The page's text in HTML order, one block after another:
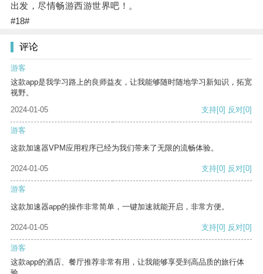
出发，尽情畅游西游世界吧！。
#18#
评论
游客
这款app是我学习路上的良师益友，让我能够随时随地学习新知识，拓宽
视野。
2024-01-05
支持[0] 反对[0]
游客
这款加速器VPM应用程序已经为我们带来了无限的流畅体验。
2024-01-05 支持[0] 反对[0]
游客
这款加速器app的操作非常简单，一键加速就能开启，非常方便。
2024-01-05 支持[0] 反对[0]
游客
这款app的酒店、餐厅推荐非常有用，让我能够享受到高品质的旅行体